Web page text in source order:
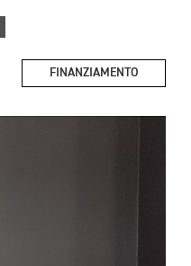
FINANZIAMENTO